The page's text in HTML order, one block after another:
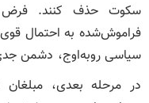
سکوت حذف کنند. فرض
فراموش‌شده به احتمال
سیاسی رو‌به‌اوج، دشمن
در مرحله بعدی، مبلغان